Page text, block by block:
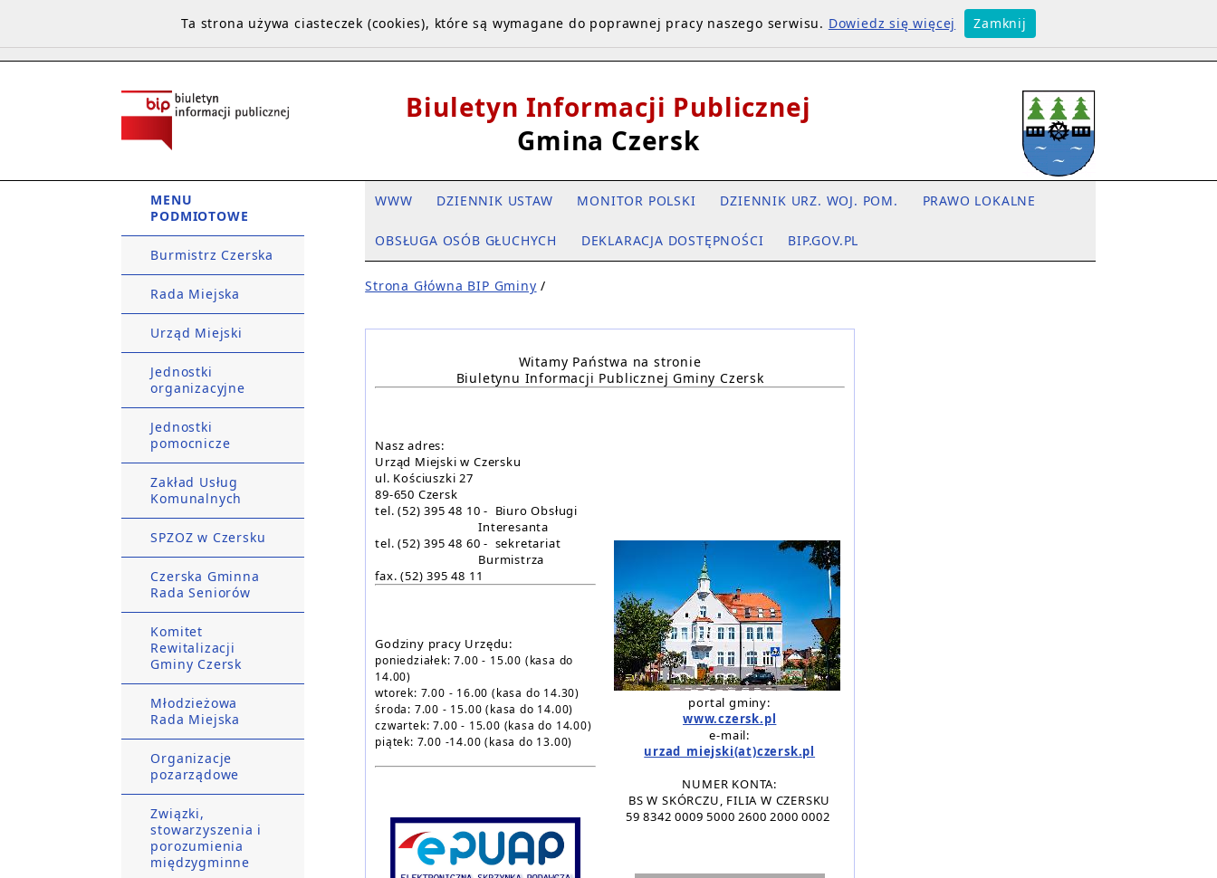
Biuletyn Informacji Publicznej
Gmina Czersk
MENU
PODMIOTOWE
Burmistrz Czerska
Rada Miejska
Urząd Miejski
Jednostki
organizacyjne
Jednostki
pomocnicze
Zakład Usług
Komunalnych
SPZOZ w Czersku
Czerska Gminna
Rada Seniorów
Komitet
Rewitalizacji
Gminy Czersk
Młodzieżowa
Rada Miejska
Organizacje
pozarządowe
Związki,
stowarzyszenia i
porozumienia
międzygminne
WWW DZIENNIK USTAW MONITOR POLSKI DZIENNIK URZ. WOJ. POM. PRAWO LOKALNE
OBSŁUGA OSÓB GŁUCHYCH DEKLARACJA DOSTĘPNOŚCI BIP.GOV.PL
Strona Główna BIP Gminy /
Witamy Państwa na stronie
Biuletynu Informacji Publicznej Gminy Czersk
Nasz adres:
Urząd Miejski w Czersku
ul. Kościuszki 27
89-650 Czersk
tel. (52) 395 48 10 - Biuro Obsługi
Interesanta
tel. (52) 395 48 60 - sekretariat
Burmistrza
fax. (52) 395 48 11
portal gminy:
www.czersk.pl
e-mail:
urzad_miejski(at)czersk.pl
NUMER KONTA:
BS W SKÓRCZU, FILIA W CZERSKU
59 8342 0009 5000 2600 2000 0002
Godziny pracy Urzędu:
poniedziałek: 7.00 - 15.00 (kasa do
14.00)
wtorek: 7.00 - 16.00 (kasa do 14.30)
środa: 7.00 - 15.00 (kasa do 14.00)
czwartek: 7.00 - 15.00 (kasa do 14.00)
piątek: 7.00 -14.00 (kasa do 13.00)
Ta strona używa ciasteczek (cookies), które są wymagane do poprawnej pracy naszego serwisu. Dowiedz się więcej Zamknij